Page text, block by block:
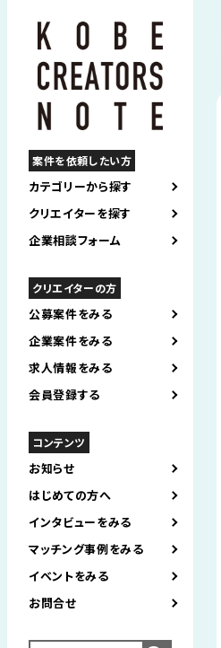
案件を依頼したい方
カテゴリーから探す
クリエイターを探す
企業相談フォーム
クリエイターの方
公募案件をみる
企業案件をみる
求人情報をみる
会員登録する
コンテンツ
お知らせ
はじめての方へ
インタビューをみる
マッチング事例をみる
イベントをみる
お問合せ